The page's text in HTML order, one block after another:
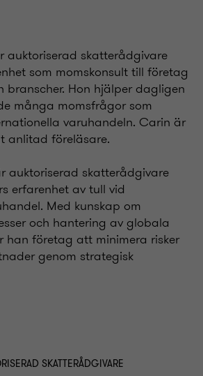
auktoriserad skatterådgivare
som momskonsult till företag
branscher. Hon hjälper dagligen
många momsfrågor som
varuhandeln. Carin är
anlitad föreläsare.
auktoriserad skatterådgivare
erfarenhet av tull vid
Med kunskap om
och hantering av globala
han företag att minimera risker
genom strategisk
SKATTERÅDGIVARE